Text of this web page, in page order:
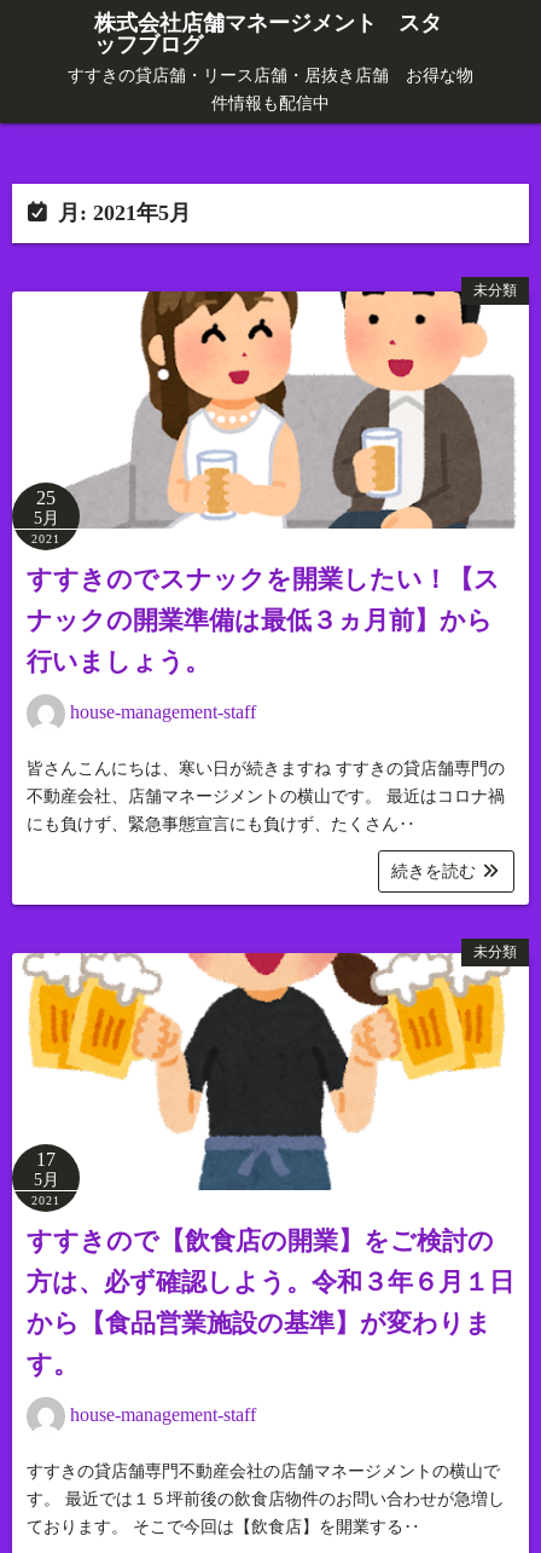
プ
株式会社店舗マネージメント スタ
ッフブログ
すすきの貸店舗・リース店舗・居抜き店舗 お得な物
件情報も配信中
月: 2021年5月
未分類
25
5月
2021
すすきのでスナックを開業したい！【ス
ナックの開業準備は最低３ヵ月前】から
行いましょう。
house-management-staff
皆さんこんにちは、寒い日が続きますね すすきの貸店舗専門の
不動産会社、店舗マネージメントの横山です。 最近はコロナ禍
にも負けず、緊急事態宣言にも負けず、たくさん‥
続きを読む
未分類
17
5月
2021
すすきので【飲食店の開業】をご検討の
方は、必ず確認しよう。令和３年６月１日
から【食品営業施設の基準】が変わりま
す。
house-management-staff
すすきの貸店舗専門不動産会社の店舗マネージメントの横山で
す。 最近では１５坪前後の飲食店物件のお問い合わせが急増し
ております。 そこで今回は【飲食店】を開業する‥